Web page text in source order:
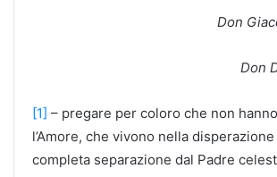
Don
Don
[1] – pregare per coloro che non
l’Amore, che vivono nella
completa separazione dal Padre